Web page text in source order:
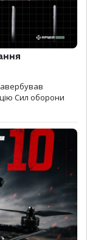
Сил оборони